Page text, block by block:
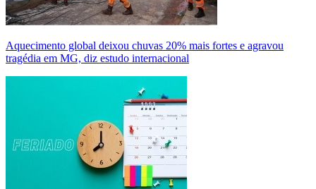
Aquecimento global deixou chuvas 20% mais fortes e agravou
tragédia em MG, diz estudo internacional